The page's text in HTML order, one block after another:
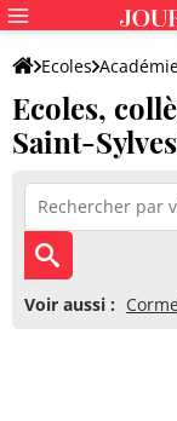
Ecoles
Ecoles,
Saint-
Voir aussi :